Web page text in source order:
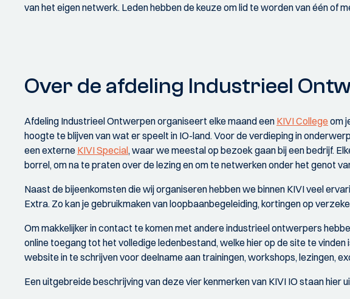
van het eigen netwerk. Leden hebben de keuze om lid te worden van één of
Over de afdeling Industrieel
Afdeling Industrieel Ontwerpen organiseert elke maand een KIVI Collegeom
hoogte te blijven van wat er speelt in IO-land. Voor de verdieping in
een externe KIVI Special, waar we meestal op bezoek gaan bij een bedrijf.
borrel, om na te praten over de lezing en om te netwerken onder het genot
Naast de bijeenkomsten die wij organiseren hebben we binnen KIVI veel
Extra. Zo kan je gebruikmaken van loopbaanbegeleiding, kortingen op
Om makkelijker in contact te komen met andere industrieel ontwerpers
online toegang tot het volledige ledenbestand, welke hier op de site te vinden
website in te schrijven voor deelname aan trainingen, workshops, lezingen,
Een uitgebreide beschrijving van deze vier kenmerken van KIVI IO staan hier